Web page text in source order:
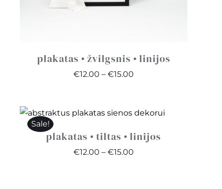
plakatas • žvilgsnis • linijos
€12.00 – €15.00
through
Sale!
plakatas • tiltas • linijos
€12.00 – €15.00